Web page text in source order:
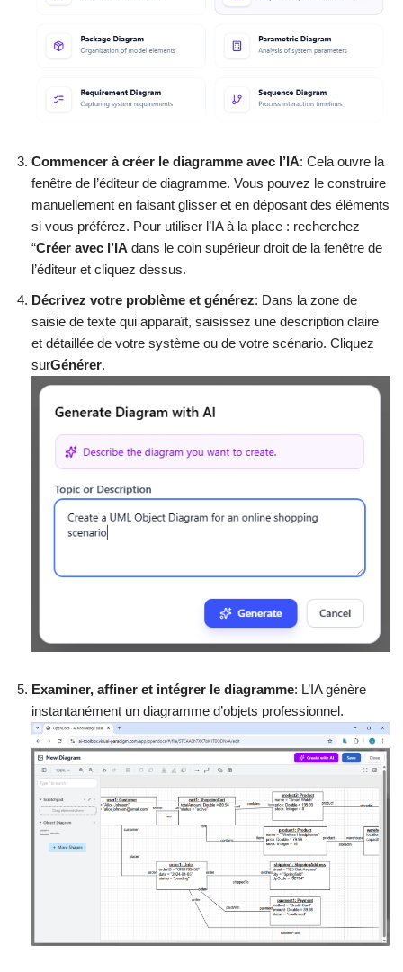
Commencer à créer le diagramme avec l’IA: Cela ouvre la
fenêtre de l’éditeur de diagramme. Vous pouvez le construire
manuellement en faisant glisser et en déposant des éléments
si vous préférez. Pour utiliser l’IA à la place : recherchez
“Créer avec l’IA dans le coin supérieur droit de la fenêtre de
l’éditeur et cliquez dessus.
Décrivez votre problème et générez: Dans la zone de
saisie de texte qui apparaît, saisissez une description claire
et détaillée de votre système ou de votre scénario. Cliquez
surGénérer.
Examiner, affiner et intégrer le diagramme: L’IA génère
instantanément un diagramme d’objets professionnel.